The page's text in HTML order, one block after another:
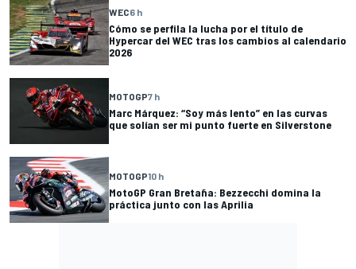
WEC6 h
Cómo se perfila la lucha por el título de
Hypercar del WEC tras los cambios al calendario
2026
MOTOGP7 h
Marc Márquez: “Soy más lento” en las curvas
que solían ser mi punto fuerte en Silverstone
MOTOGP10 h
MotoGP Gran Bretaña: Bezzecchi domina la
práctica junto con las Aprilia